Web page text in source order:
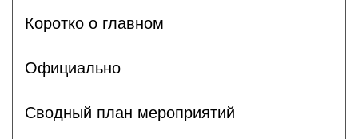
Коротко о главном
Официально
Сводный план мероприятий